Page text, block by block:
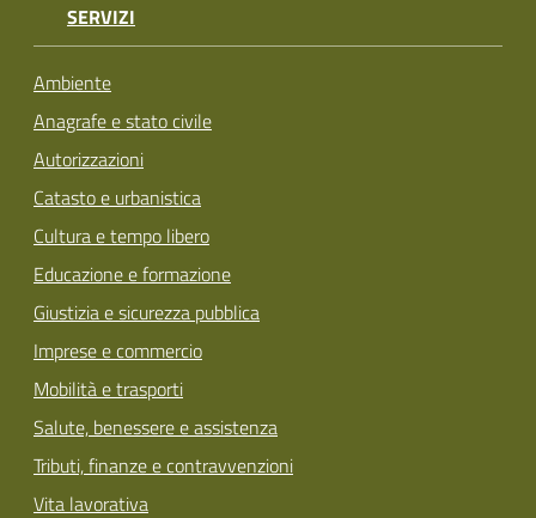
SERVIZI
Ambiente
Anagrafe e stato civile
Autorizzazioni
Catasto e urbanistica
Cultura e tempo libero
Educazione e formazione
Giustizia e sicurezza pubblica
Imprese e commercio
Mobilità e trasporti
Salute, benessere e assistenza
Tributi, finanze e contravvenzioni
Vita lavorativa